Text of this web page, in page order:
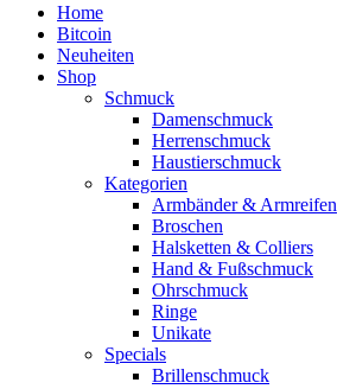
Home
Bitcoin
Neuheiten
Shop
Schmuck
Damenschmuck
Herrenschmuck
Haustierschmuck
Kategorien
Armbänder & Armreifen
Broschen
Halsketten & Colliers
Hand & Fußschmuck
Ohrschmuck
Ringe
Unikate
Specials
Brillenschmuck